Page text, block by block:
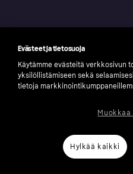
number: 556737-0431
Klarnan
Evästeet ja tietosuoja
Käytämme evästeitä verkkosivun
yksilöllistämiseen sekä
tietoja
Hylkää kaikki